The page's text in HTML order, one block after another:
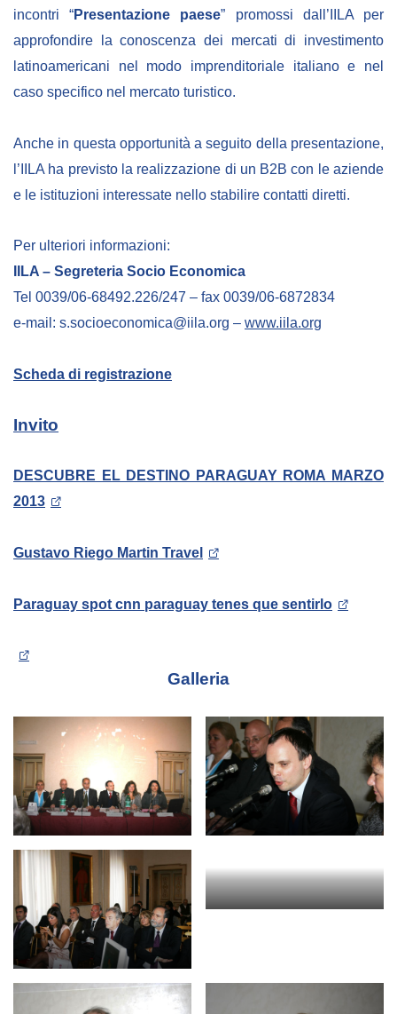
OPPORTUNITÀ
Bandi
Alta Formazione
Albo fornitori
Contratti/Accordi/Grant
incontri “Presentazione paese” promossi dall’IILA per
approfondire la conoscenza dei mercati di investimento
latinoamericani nel modo imprenditoriale italiano e nel
caso specifico nel mercato turistico.
Anche in questa opportunità a seguito della presentazione,
l’IILA ha previsto la realizzazione di un B2B con le aziende
e le istituzioni interessate nello stabilire contatti diretti.
Per ulteriori informazioni:
IILA – Segreteria Socio Economica
Tel 0039/06-68492.226/247 – fax 0039/06-6872834
e-mail: s.socioeconomica@iila.org – www.iila.org
Scheda di registrazione
Invito
DESCUBRE EL DESTINO PARAGUAY ROMA MARZO
2013
Gustavo Riego Martin Travel
Paraguay spot cnn paraguay tenes que sentirlo
Galleria